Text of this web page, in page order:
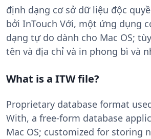
định dạng cơ sở dữ liệu độc
bởi InTouch Với, một ứng dụng
dạng tự do dành cho Mac OS;
tên và địa chỉ và in phong bì và
What is a ITW file?
Proprietary database format
With, a free-form database
Mac OS; customized for storing